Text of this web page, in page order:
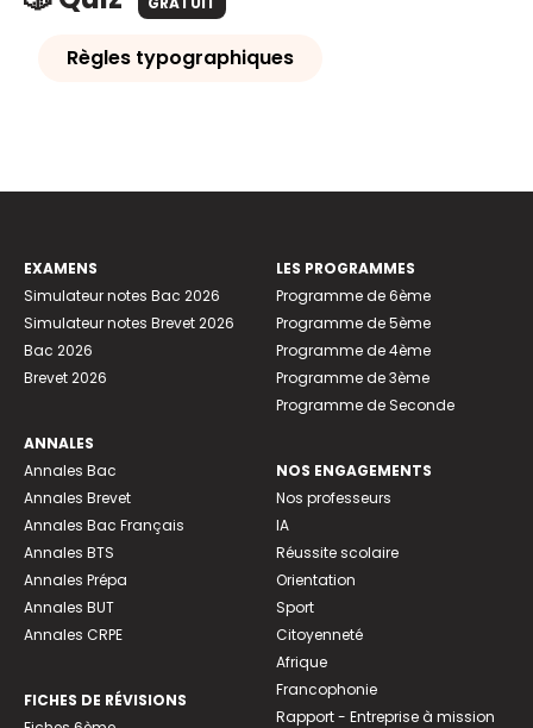
Règles typographiques
EXAMENS
Simulateur notes Bac 2026
Simulateur notes Brevet 2026
Bac 2026
Brevet 2026
ANNALES
Annales Bac
Annales Brevet
Annales Bac Français
Annales BTS
Annales Prépa
Annales BUT
Annales CRPE
FICHES DE RÉVISIONS
LES PROGRAMMES
Programme de 6ème
Programme de 5ème
Programme de 4ème
Programme de 3ème
Programme de Seconde
NOS ENGAGEMENTS
Nos professeurs
IA
Réussite scolaire
Orientation
Sport
Citoyenneté
Afrique
Francophonie
Rapport - Entreprise à mission